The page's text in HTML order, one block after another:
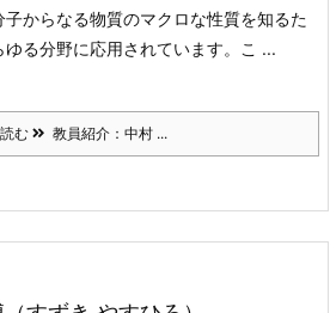
からなる物質のマクロな性質を知るた
る分野に応用されています。こ ...
む 教員紹介：中村 ...